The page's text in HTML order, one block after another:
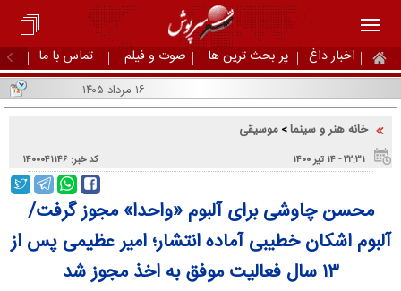
اخبار داغ پر بحث ترین ها صوت و فیلم تماس با ما
خانه هنر و سینما> موسیقی
۲۲:۳۱ - ۱۴ تير ۱۴۰۰ کد خبر: ۱۴۰۰۰۴۱۱۴۶
محسن چاوشی برای آلبوم «واحدا» مجوز گرفت/
آلبوم اشکان خطیبی آماده انتشار؛ امیر عظیمی پس از
۱۳ سال فعالیت موفق به اخذ مجوز شد